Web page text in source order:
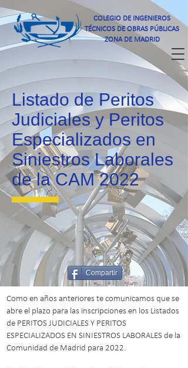
COLEGIO DE INGENIEROS
TÉCNICOS DE OBRAS PÚBLICAS
ZONA DE MADRID
Listado de Peritos
Judiciales y Peritos
Especializados en
Siniestros Laborales
de la CAM 2022
Compartir
Como en años anteriores te comunicamos que se
abre el plazo para las inscripciones en los Listados
de PERITOS JUDICIALES Y PERITOS
ESPECIALIZADOS EN SINIESTROS LABORALES de la
Comunidad de Madrid para 2022.